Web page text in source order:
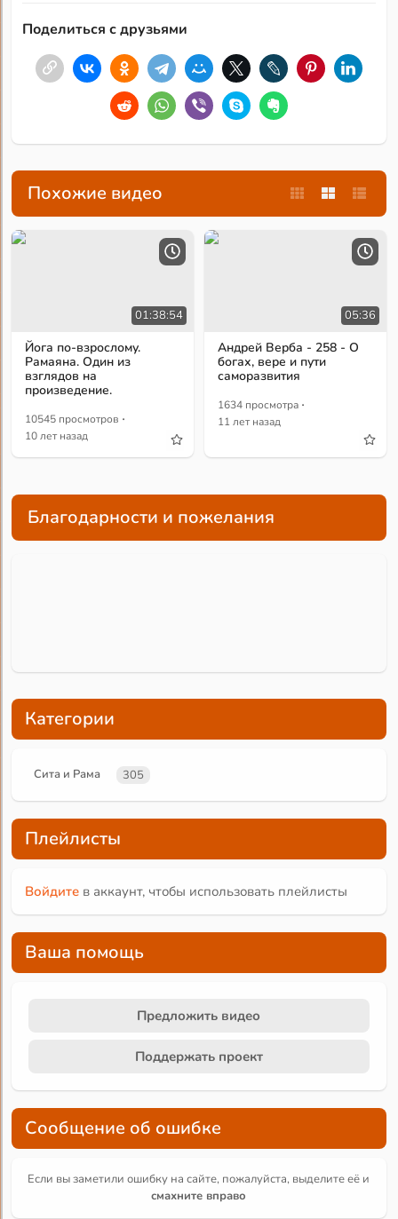
Поделиться с друзьями
Похожие видео
01:38:54
Йога по-взрослому.
Рамаяна. Один из
взглядов на
произведение.
10545 просмотров ·
10 лет назад
05:36
Андрей Верба - 258 - О
богах, вере и пути
саморазвития
1634 просмотра ·
11 лет назад
Благодарности и пожелания
Категории
Сита и Рама 305
Плейлисты
Войдите в аккаунт, чтобы использовать плейлисты
Ваша помощь
Предложить видео
Поддержать проект
Сообщение об ошибке
Если вы заметили ошибку на сайте, пожалуйста, выделите её и
смахните вправо